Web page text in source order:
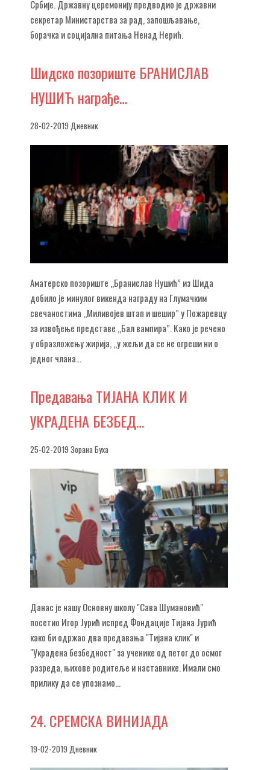
Србије. Државну церемонију предводио је државни
секретар Министарства за рад, запошљавање,
борачка и социјална питања Ненад Нерић.
Шидско позориште БРАНИСЛАВ
НУШИЋ награђе…
28-02-2019 Дневник
Аматерско позориште „Бранислав Нушић” из Шида
добило је минулог викенда награду на Глумачким
свечаностима „Миливојев штап и шешир” у Пожаревцу
за извођење представе „Бал вампира”. Како је речено
у образложењу жирија, „у жељи да се не огреши ни о
једног члана...
ПредавањаТИЈАНА КЛИК И
УКРАДЕНА БЕЗБЕД…
25-02-2019 Зорана Буха
Данас је нашу Основну школу "Сава Шумановић"
посетио Игор Јурић испред Фондације Тијана Јурић
како би одржао два предавања "Тијана клик" и
"Украдена безбедност" за ученике од петог до осмог
разреда, њихове родитеље и наставнике. Имали смо
прилику да се упознамо...
24.СРЕМСКА ВИНИЈАДА
19-02-2019 Дневник